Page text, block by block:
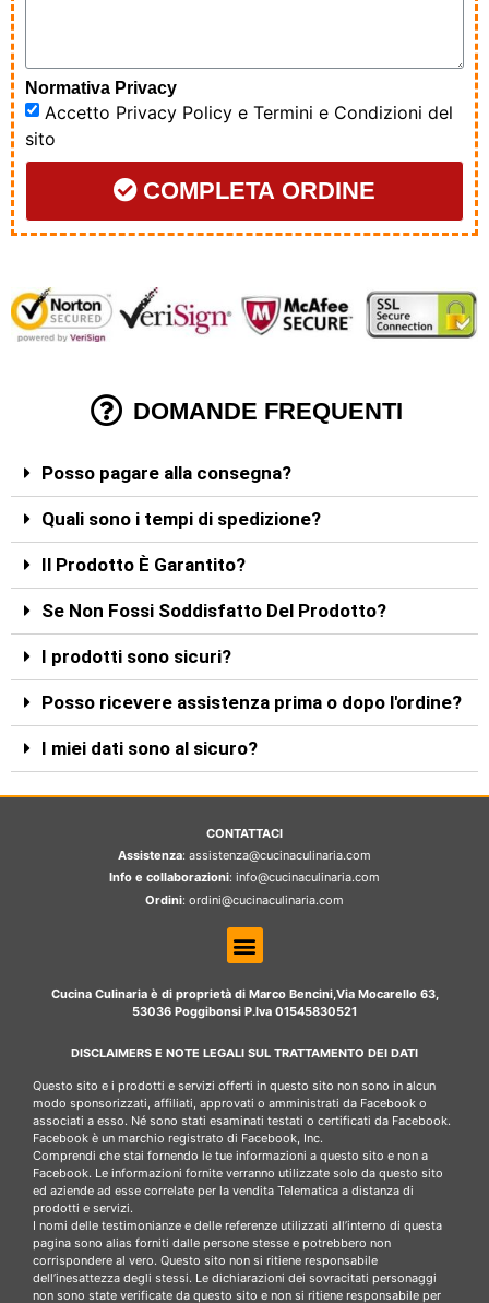
Normativa Privacy
Accetto Privacy Policy e Termini e Condizioni del
sito
COMPLETA ORDINE
DOMANDE FREQUENTI
Posso pagare alla consegna?
Quali sono i tempi di spedizione?
Il Prodotto È Garantito?
Se Non Fossi Soddisfatto Del Prodotto?
I prodotti sono sicuri?
Posso ricevere assistenza prima o dopo l'ordine?
I miei dati sono al sicuro?
CONTATTACI
Assistenza: assistenza@cucinaculinaria.com
Info e collaborazioni: info@cucinaculinaria.com
Ordini: ordini@cucinaculinaria.com
Cucina Culinaria è di proprietà di Marco Bencini,Via Mocarello 63,
53036 Poggibonsi P.Iva 01545830521
DISCLAIMERS E NOTE LEGALI SUL TRATTAMENTO DEI DATI
Questo sito e i prodotti e servizi offerti in questo sito non sono in alcun
modo sponsorizzati, affiliati, approvati o amministrati da Facebook o
associati a esso. Né sono stati esaminati testati o certificati da Facebook.
Facebook è un marchio registrato di Facebook, Inc.
Comprendi che stai fornendo le tue informazioni a questo sito e non a
Facebook. Le informazioni fornite verranno utilizzate solo da questo sito
ed aziende ad esse correlate per la vendita Telematica a distanza di
prodotti e servizi.
I nomi delle testimonianze e delle referenze utilizzati all’interno di questa
pagina sono alias forniti dalle persone stesse e potrebbero non
corrispondere al vero. Questo sito non si ritiene responsabile
dell’inesattezza degli stessi. Le dichiarazioni dei sovracitati personaggi
non sono state verificate da questo sito e non si ritiene responsabile per